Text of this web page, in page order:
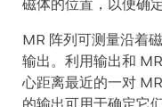
磁体的位置，以便确
MR 阵列可测量沿着
输出。利用输出和
心距离最近的一对
的输出可用于确定它